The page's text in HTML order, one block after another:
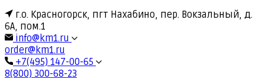
г.о. Красногорск, пгт Нахабино, пер. Вокзальный, д.
6А, пом.1
info@km1.ru
order@km1.ru
+7(495) 147-00-65
8(800) 300-68-23